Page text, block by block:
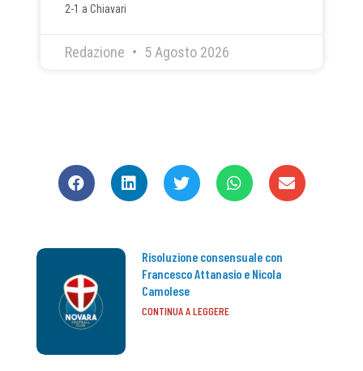
2-1 a Chiavari
Redazione 5 Agosto 2026
Risoluzione consensuale con
Francesco Attanasio e Nicola
Camolese
CONTINUA A LEGGERE